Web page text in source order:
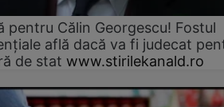
pentru Călin Georgescu! Fostul
află dacă va fi judecat
de stat www.stirilekanald.ro